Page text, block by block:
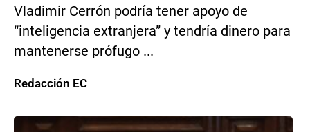
Vladimir Cerrón podría tener apoyo de
“inteligencia extranjera” y tendría dinero para
mantenerse prófugo ...
Redacción EC